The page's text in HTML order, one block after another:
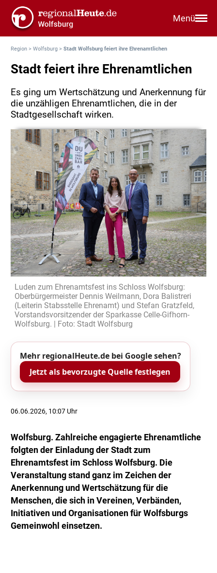
Menü
Region >Wolfsburg >Stadt Wolfsburg feiert ihre Ehrenamtlichen
Stadt feiert ihre Ehrenamtlichen
Es ging um Wertschätzung und Anerkennung für
die unzähligen Ehrenamtlichen, die in der
Stadtgesellschaft wirken.
Luden zum Ehrenamtsfest ins Schloss Wolfsburg:
Oberbürgermeister Dennis Weilmann, Dora Balistreri
(Leiterin Stabsstelle Ehrenamt) und Stefan Gratzfeld,
Vorstandsvorsitzender der Sparkasse Celle-Gifhorn-
Wolfsburg. | Foto: Stadt Wolfsburg
Mehr regionalHeute.de bei Google sehen?
Jetzt als bevorzugte Quelle festlegen
06.06.2026, 10:07 Uhr
Wolfsburg. Zahlreiche engagierte Ehrenamtliche
folgten der Einladung der Stadt zum
Ehrenamtsfest im Schloss Wolfsburg. Die
Veranstaltung stand ganz im Zeichen der
Anerkennung und Wertschätzung für die
Menschen, die sich in Vereinen, Verbänden,
Initiativen und Organisationen für Wolfsburgs
Gemeinwohl einsetzen.